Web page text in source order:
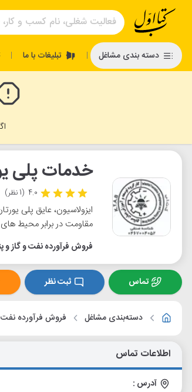
دسته بندی مشاغل | تبلیغات با ما |
خدمات پلی
4.0 (1 نظر)
ایزولاسیون، عایق پلی
مقاومت در برابر محیط
فروش فرآورده نفت و گاز و
تماس ثبت نظر
دسته‌بندی مشاغل فروش فرآورده نفت
اطلاعات تماس
آدرس :